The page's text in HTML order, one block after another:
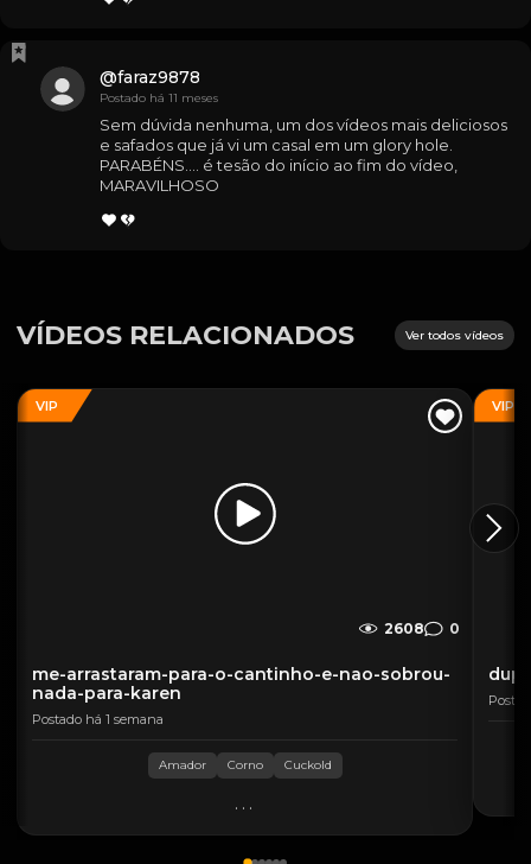
@faraz9878
Postado há 11 meses
Sem dúvida nenhuma, um dos vídeos mais deliciosos
e safados que já vi um casal em um glory hole.
PARABÉNS.... é tesão do início ao fim do vídeo,
MARAVILHOSO
VÍDEOS RELACIONADOS Ver todos vídeos
VIP
2608 0
me-arrastaram-para-o-cantinho-e-nao-sobrou-
nada-para-karen
Postado há 1 semana
Amador Corno Cuckold
...
VIP